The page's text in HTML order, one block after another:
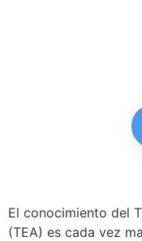
El conocimiento del
(TEA) es cada vez